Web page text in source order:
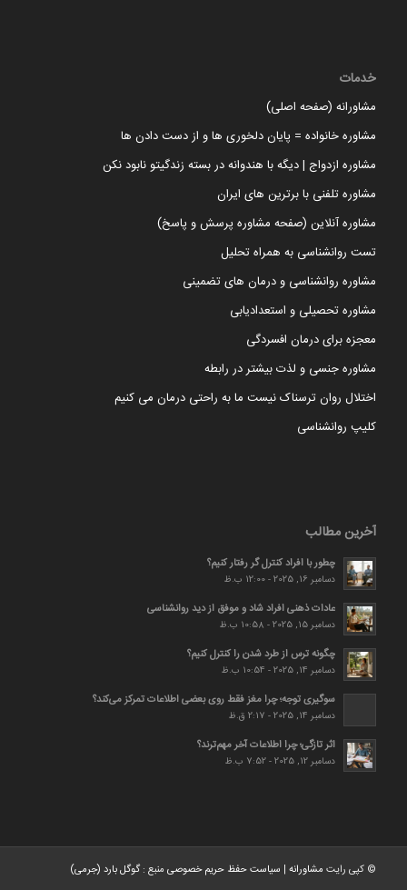
خدمات
مشاورانه (صفحه اصلی)
مشاوره خانواده = پایان دلخوری ها و از دست دادن ها
مشاوره ازدواج | دیگه با هندوانه در بسته زندگیتو نابود نکن
مشاوره تلفنی با برترین های ایران
مشاوره آنلاین (صفحه مشاوره پرسش و پاسخ)
تست روانشناسی به همراه تحلیل
مشاوره روانشناسی و درمان های تضمینی
مشاوره تحصیلی و استعدادیابی
معجزه برای درمان افسردگی
مشاوره جنسی و لذت بیشتر در رابطه
اختلال روان ترسناک نیست ما به راحتی درمان می کنیم
کلیپ روانشناسی
آخرین مطالب
چطور با افراد کنترل گر رفتار کنیم؟
دسامبر 16, 2025 - 12:00 ب.ظ
عادات ذهنی افراد شاد و موفق از دید روانشناسی
دسامبر 15, 2025 - 10:58 ب.ظ
چگونه ترس از طرد شدن را کنترل کنیم؟
دسامبر 14, 2025 - 10:54 ب.ظ
سوگیری توجه؛ چرا مغز فقط روی بعضی اطلاعات تمرکز می‌کند؟
دسامبر 14, 2025 - 2:17 ق.ظ
اثر تازگی؛ چرا اطلاعات آخر مهم‌ترند؟
دسامبر 12, 2025 - 7:52 ب.ظ
© کپی رایت مشاورانه| سیاست حفظ حریم خصوصیمنبع :گوگل بارد (جرمی)